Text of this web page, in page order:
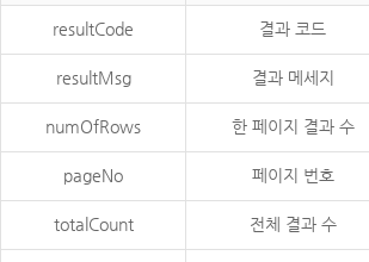
resultCode 결과 코드
resultMsg 결과 메세지
numOfRows 한 페이지 결과 수
pageNo 페이지 번호
totalCount 전체 결과 수